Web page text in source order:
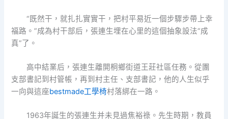
“既然干，就扎扎實實干，把村平易近一個步驟步帶上幸
福路。”成為村干部后，張連生埋在心里的這個抽象設法“成
真”了。
高中結業后，張連生離開桐鄉街道王莊社區任務。從團
支部書記到村管帳，再到村主任、支部書記，他的人生似乎
一向與這座bestmade工學椅村落綁在一路。
1963年誕生的張連生并未見過焦裕祿。先生時期，教員